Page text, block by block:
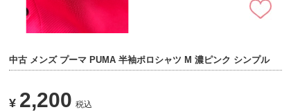
中古 メンズ プーマ PUMA 半袖ポロシャツ M 濃ピンク シンプル
¥ 2,200 税込